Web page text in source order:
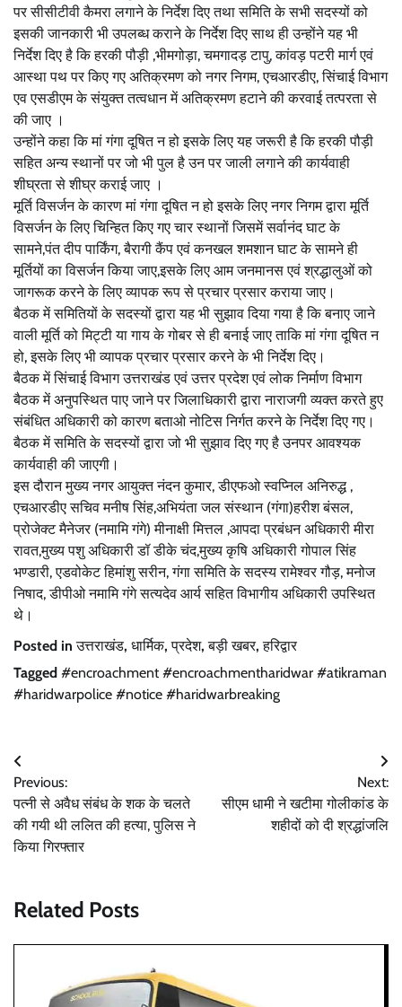
पर सीसीटीवी कैमरा लगाने के निर्देश दिए तथा समिति के सभी सदस्यों को
इसकी जानकारी भी उपलब्ध कराने के निर्देश दिए साथ ही उन्होंने यह भी
निर्देश दिए है कि हरकी पौड़ी ,भीमगोड़ा, चमगादड़ टापु, कांवड़ पटरी मार्ग एवं
आस्था पथ पर किए गए अतिक्रमण को नगर निगम, एचआरडीए, सिंचाई विभाग
एव एसडीएम के संयुक्त तत्वधान में अतिक्रमण हटाने की करवाई तत्परता से
की जाए ।
उन्होंने कहा कि मां गंगा दूषित न हो इसके लिए यह जरूरी है कि हरकी पौड़ी
सहित अन्य स्थानों पर जो भी पुल है उन पर जाली लगाने की कार्यवाही
शीघ्रता से शीघ्र कराई जाए ।
मूर्ति विसर्जन के कारण मां गंगा दूषित न हो इसके लिए नगर निगम द्वारा मूर्ति
विसर्जन के लिए चिन्हित किए गए चार स्थानों जिसमें सर्वानंद घाट के
सामने,पंत दीप पार्किंग, बैरागी कैंप एवं कनखल शमशान घाट के सामने ही
मूर्तियों का विसर्जन किया जाए,इसके लिए आम जनमानस एवं श्रद्धालुओं को
जागरूक करने के लिए व्यापक रूप से प्रचार प्रसार कराया जाए।
बैठक में समितियों के सदस्यों द्वारा यह भी सुझाव दिया गया है कि बनाए जाने
वाली मूर्ति को मिट्टी या गाय के गोबर से ही बनाई जाए ताकि मां गंगा दूषित न
हो, इसके लिए भी व्यापक प्रचार प्रसार करने के भी निर्देश दिए।
बैठक में सिंचाई विभाग उत्तराखंड एवं उत्तर प्रदेश एवं लोक निर्माण विभाग
बैठक में अनुपस्थित पाए जाने पर जिलाधिकारी द्वारा नाराजगी व्यक्त करते हुए
संबंधित अधिकारी को कारण बताओ नोटिस निर्गत करने के निर्देश दिए गए।
बैठक में समिति के सदस्यों द्वारा जो भी सुझाव दिए गए है उनपर आवश्यक
कार्यवाही की जाएगी।
इस दौरान मुख्य नगर आयुक्त नंदन कुमार, डीएफओ स्वप्निल अनिरुद्ध ,
एचआरडीए सचिव मनीष सिंह,अभियंता जल संस्थान (गंगा)हरीश बंसल,
प्रोजेक्ट मैनेजर (नमामि गंगे) मीनाक्षी मित्तल ,आपदा प्रबंधन अधिकारी मीरा
रावत,मुख्य पशु अधिकारी डॉ डीके चंद,मुख्य कृषि अधिकारी गोपाल सिंह
भण्डारी, एडवोकेट हिमांशु सरीन, गंगा समिति के सदस्य रामेश्वर गौड़, मनोज
निषाद, डीपीओ नमामि गंगे सत्यदेव आर्य सहित विभागीय अधिकारी उपस्थित
थे।
Posted inउत्तराखंड, धार्मिक,प्रदेश,बड़ी खबर,हरिद्वार
Tagged #encroachment #encroachmentharidwar #atikraman
#haridwarpolice #notice #haridwarbreaking
Post
navigation
Previous:
पत्नी से अवैध संबंध के शक के चलते
की गयी थी ललित की हत्या, पुलिस ने
किया गिरफ्तार
Next:
सीएम धामी ने खटीमा गोलीकांड के
शहीदों को दी श्रद्धांजलि
Related Posts